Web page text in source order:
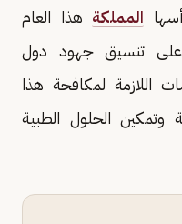
المملكة هذا العام
على تنسيق جهود دول
اللازمة لمكافحة هذا
وتمكين الحلول الطبية